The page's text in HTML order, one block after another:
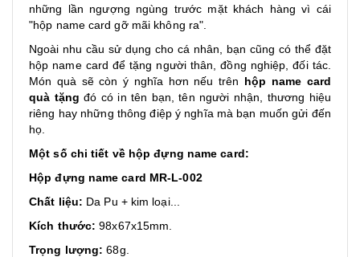
những lần ngượng ngùng trước mặt khách hàng vì cái
"hộp name card gỡ mãi không ra".
Ngoài nhu cầu sử dụng cho cá nhân, bạn cũng có thể đặt
hộp name card để tặng người thân, đồng nghiệp, đối tác.
Món quà sẽ còn ý nghĩa hơn nếu trên hộp name card
quà tặng đó có in tên bạn, tên người nhận, thương hiệu
riêng hay những thông điệp ý nghĩa mà bạn muốn gửi đến
họ.
Một số chi tiết về hộp đựng name card:
Hộp đựng name card MR-L-002
Chất liệu: Da Pu + kim loại...
Kích thước: 98x67x15mm.
Trọng lượng: 68g.